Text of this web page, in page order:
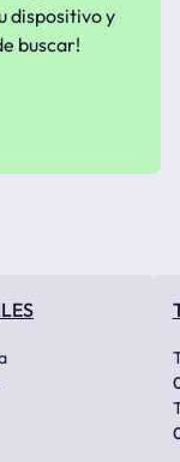
dispositivo y
buscar!